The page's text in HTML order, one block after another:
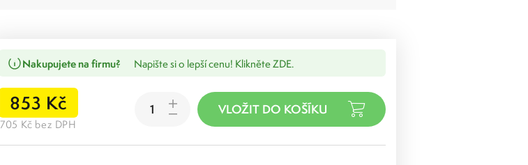
Nakupujete na firmu? Napište si o lepší cenu! Klikněte ZDE.
853 Kč
705 Kč bez DPH